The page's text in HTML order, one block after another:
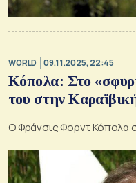
WORLD 09.11.2025, 22:45
Κόπολα: Στο
του στην
Ο Φράνσις Φορντ Κόπολα